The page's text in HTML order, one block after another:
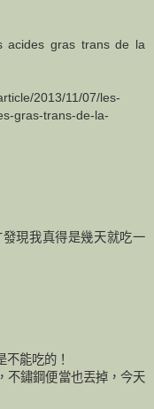
acides gras trans de la
2013/11/07/les-
gras-trans-de-la-
現我真得是幾天就吃一
能吃的！
不鏽鋼便當也丟掉，今天